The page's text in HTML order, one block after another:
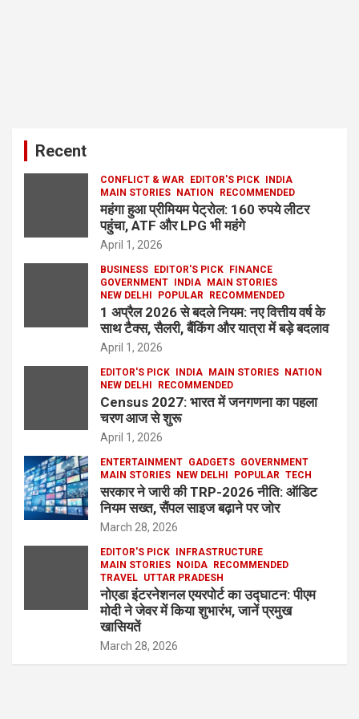
Recent
CONFLICT & WAR EDITOR'S PICK
INDIA
MAIN STORIES
NATION RECOMMENDED
महंगा हुआ प्रीमियम पेट्रोल: 160 रुपये लीटर
पहुंचा, ATF और LPG भी महंगे
April 1, 2026
BUSINESS EDITOR'S PICK
FINANCE
GOVERNMENT
INDIA
MAIN STORIES
NEW DELHI
POPULAR RECOMMENDED
1 अप्रैल 2026 से बदले नियम: नए वित्तीय वर्ष के
साथ टैक्स, सैलरी, बैंकिंग और यात्रा में बड़े बदलाव
April 1, 2026
EDITOR'S PICK INDIA MAIN STORIES
NATION
NEW DELHI
RECOMMENDED
Census 2027: भारत में जनगणना का पहला
चरण आज से शुरू
April 1, 2026
ENTERTAINMENT GADGETS GOVERNMENT
MAIN STORIES
NEW DELHI POPULAR TECH
सरकार ने जारी की TRP-2026 नीति: ऑडिट
नियम सख्त, सैंपल साइज बढ़ाने पर जोर
March 28, 2026
EDITOR'S PICK
INFRASTRUCTURE
MAIN STORIES
NOIDA
RECOMMENDED
TRAVEL UTTAR PRADESH
नोएडा इंटरनेशनल एयरपोर्ट का उद्घाटन: पीएम
मोदी ने जेवर में किया शुभारंभ, जानें प्रमुख
खासियतें
March 28, 2026